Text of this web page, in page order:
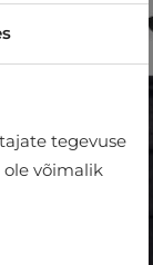
tegevuse
ole võimalik